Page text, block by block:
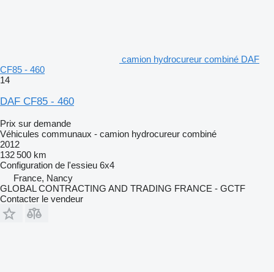
camion hydrocureur combiné DAF
CF85 - 460
14
DAF CF85 - 460
Prix sur demande
Véhicules communaux - camion hydrocureur combiné
2012
132 500 km
Configuration de l'essieu 6x4
France, Nancy
GLOBAL CONTRACTING AND TRADING FRANCE - GCTF
Contacter le vendeur